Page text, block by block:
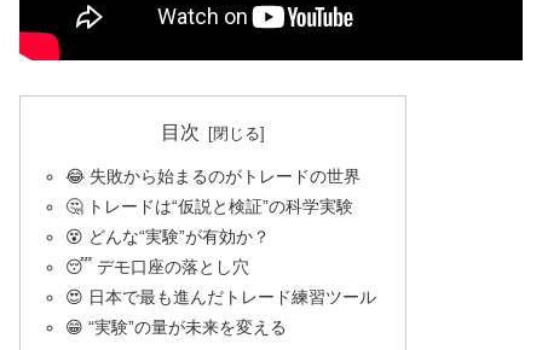
目次
😂 失敗から始まるのがトレードの世界
🤔 トレードは“仮説と検証”の科学実験
😵 どんな“実験”が有効か？
😴 デモ口座の落とし穴
😍 日本で最も進んだトレード練習ツール
😁 “実験”の量が未来を変える